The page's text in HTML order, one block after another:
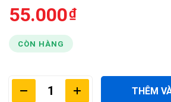
55.000
CÒN HÀNG
THÊM